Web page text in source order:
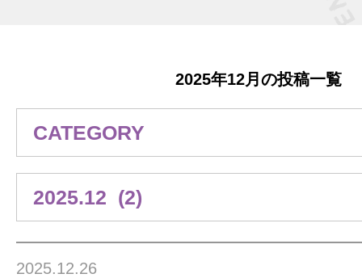
2025年12月の投稿一覧
2025.12.26